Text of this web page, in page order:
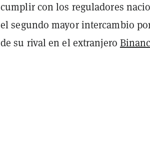
cumplir con los reguladores
el segundo mayor intercambio
de su rival en el extranjero